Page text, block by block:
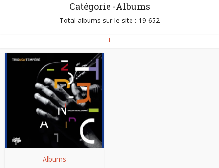
Catégorie -Albums
Total albums sur le site : 19 652
T
Albums